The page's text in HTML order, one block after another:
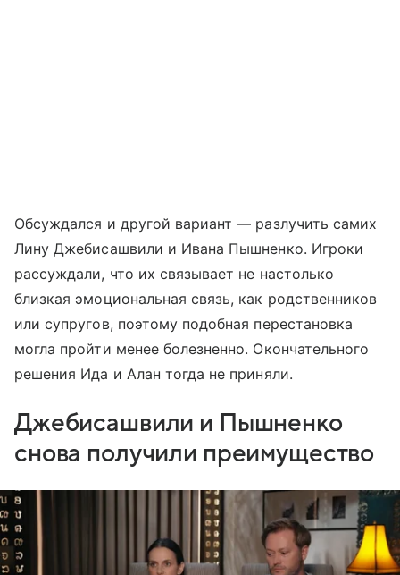
Обсуждался и другой вариант — разлучить самих
Лину Джебисашвили и Ивана Пышненко. Игроки
рассуждали, что их связывает не настолько
близкая эмоциональная связь, как родственников
или супругов, поэтому подобная перестановка
могла пройти менее болезненно. Окончательного
решения Ида и Алан тогда не приняли.
Джебисашвили и Пышненко
снова получили преимущество